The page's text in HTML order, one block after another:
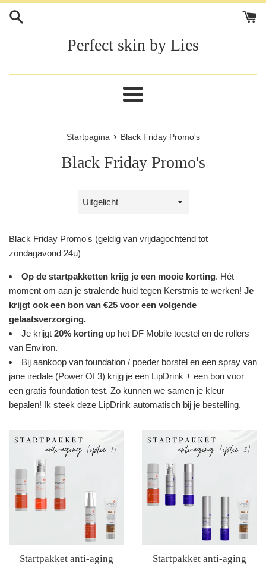
Meteen
naar
Perfect skin by Lies
Menu
Startpagina › Black Friday Promo's
Black Friday Promo's
Sorteer
Black Friday Promo's (geldig van vrijdagochtend tot
zondagavond 24u)
Op de startpakketten krijg je een mooie korting. Hét
moment om aan je stralende huid tegen Kerstmis te werken! Je
krijgt ook een bon van €25 voor een volgende
gelaatsverzorging.
Je krijgt 20% korting op het DF Mobile toestel en de rollers
van Environ.
Bij aankoop van foundation / poeder borstel en een spray van
jane iredale (Power Of 3) krijg je een LipDrink + een bon voor
een gratis foundation test. Zo kunnen we samen je kleur
bepalen! Ik steek deze LipDrink automatisch bij je bestelling.
Startpakket anti-aging
Startpakket anti-aging